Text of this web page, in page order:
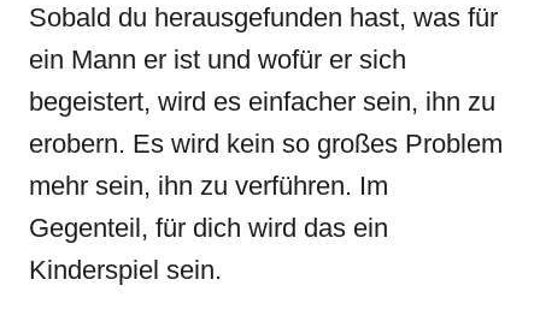
Sobald du herausgefunden hast, was für
ein Mann er ist und wofür er sich
begeistert, wird es einfacher sein, ihn zu
erobern. Es wird kein so großes Problem
mehr sein, ihn zu verführen. Im
Gegenteil, für dich wird das ein
Kinderspiel sein.